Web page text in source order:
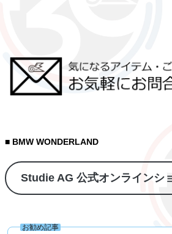
■ BMW WONDERLAND
Studie AG 公式オンラインシ
お勧め記事